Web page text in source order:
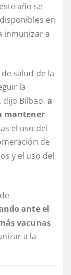
año se
en
inmunizar a
salud de la
la
dijo Bilbao, a
mantener
el uso del
de
y el uso del
ante el
vacunas
a la